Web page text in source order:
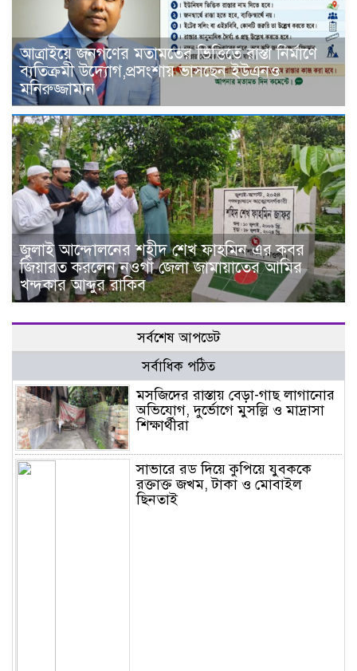
আত্রাইয়ে জনগণের মতামতের ভিত্তিতে রাস্তা নির্মাণে
ব্যতিক্রমী উদ্যোগ,প্রসংশায় ভাসছেন ইউএনও
মনিরুজ্জামান
জুলাই আন্দোলনের শহীদ শেখ ফাহমিন এর কবর
জিয়ারত করলেন নওগাঁ জেলা জামায়াতের আমির
খন্দকার আব্দুর রাকিব
সর্বশেষ আপডেট
সর্বাধিক পঠিত
মসজিদের রাস্তায় বেড়া-গাছ লাগানোর
অভিযোগ, দুর্ভোগে মুসল্লি ও মাদ্রাসা
শিক্ষার্থীরা
সাভারে রড দিয়ে কুপিয়ে যুবককে
রক্তাক্ত জখম, টাকা ও মোবাইল
ছিনতাই